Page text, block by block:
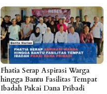
Fhatia Serap Aspirasi Warga
hingga Bantu Fasilitas Tempat
Ibadah Pakai Dana Pribadi